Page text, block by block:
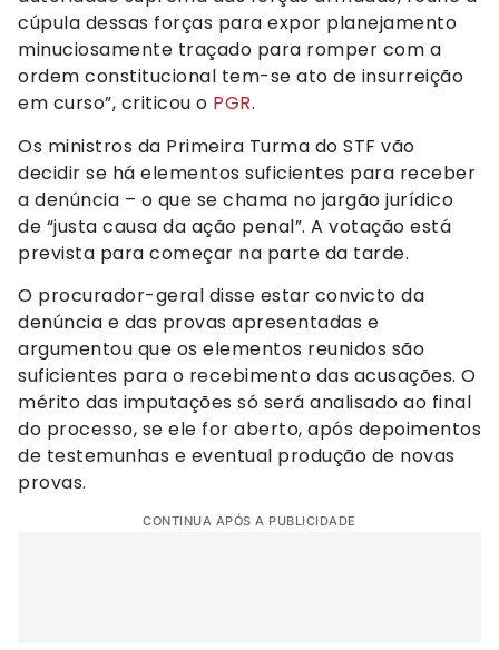
cúpula dessas forças para expor planejamento
minuciosamente traçado para romper com a
ordem constitucional tem-se ato de insurreição
em curso”, criticou o PGR.
Os ministros da Primeira Turma do STF vão
decidir se há elementos suficientes para receber
a denúncia – o que se chama no jargão jurídico
de “justa causa da ação penal”. A votação está
prevista para começar na parte da tarde.
O procurador-geral disse estar convicto da
denúncia e das provas apresentadas e
argumentou que os elementos reunidos são
suficientes para o recebimento das acusações. O
mérito das imputações só será analisado ao final
do processo, se ele for aberto, após depoimentos
de testemunhas e eventual produção de novas
provas.
CONTINUA APÓS A PUBLICIDADE